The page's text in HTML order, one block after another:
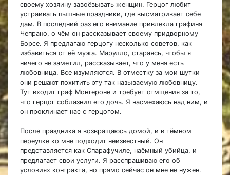
своему хозяину завоёвывать женщин. Герцог любит
устраивать пышные праздники, где высматривает себе
дам. В последний раз его внимание привлекла графиня
Чепрано, о чём он рассказывает своему придворному
Борсе. Я предлагаю герцогу несколько советов, как
избавиться от её мужа. Марулло, стараясь, чтобы я
ничего не заметил, рассказывает, что у меня есть
любовница. Все изумляются. В отместку за мои шутки
они решают похитить эту так называемую любовницу.
Тут входит граф Монтероне и требует отмщения за то,
что герцог соблазнил его дочь. Я насмехаюсь над ним, и
он проклинает нас с герцогом.
После праздника я возвращаюсь домой, и в тёмном
переулке ко мне подходит неизвестный. Он
представляется как Спарафучиле, наёмный убийца, и
предлагает свои услуги. Я расспрашиваю его об
условиях контракта, но прямо сейчас он мне не нужен.